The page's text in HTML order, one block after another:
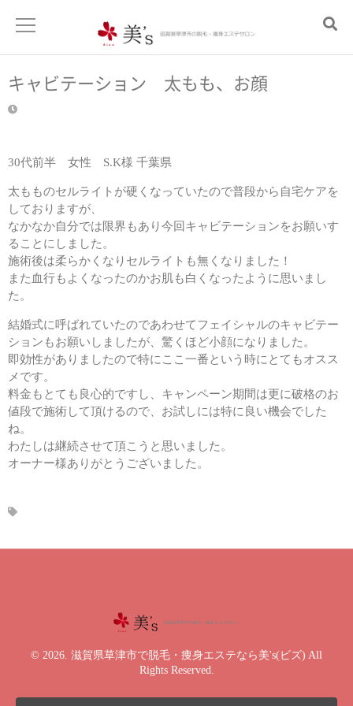
キャビテーション 太もも、お顔
30代前半 女性 S.K様 千葉県
太もものセルライトが硬くなっていたので普段から自宅ケアを
しておりますが、
なかなか自分では限界もあり今回キャビテーションをお願いす
ることにしました。
施術後は柔らかくなりセルライトも無くなりました！
また血行もよくなったのかお肌も白くなったように思いまし
た。
結婚式に呼ばれていたのであわせてフェイシャルのキャビテー
ションもお願いしましたが、驚くほど小顔になりました。
即効性がありましたので特にここ一番という時にとてもオスス
メです。
料金もとても良心的ですし、キャンペーン期間は更に破格のお
値段で施術して頂けるので、お試しには特に良い機会でした
ね。
わたしは継続させて頂こうと思いました。
オーナー様ありがとうございました。
© 2026. 滋賀県草津市で脱毛・痩身エステなら美's(ビズ) All
Rights Reserved.